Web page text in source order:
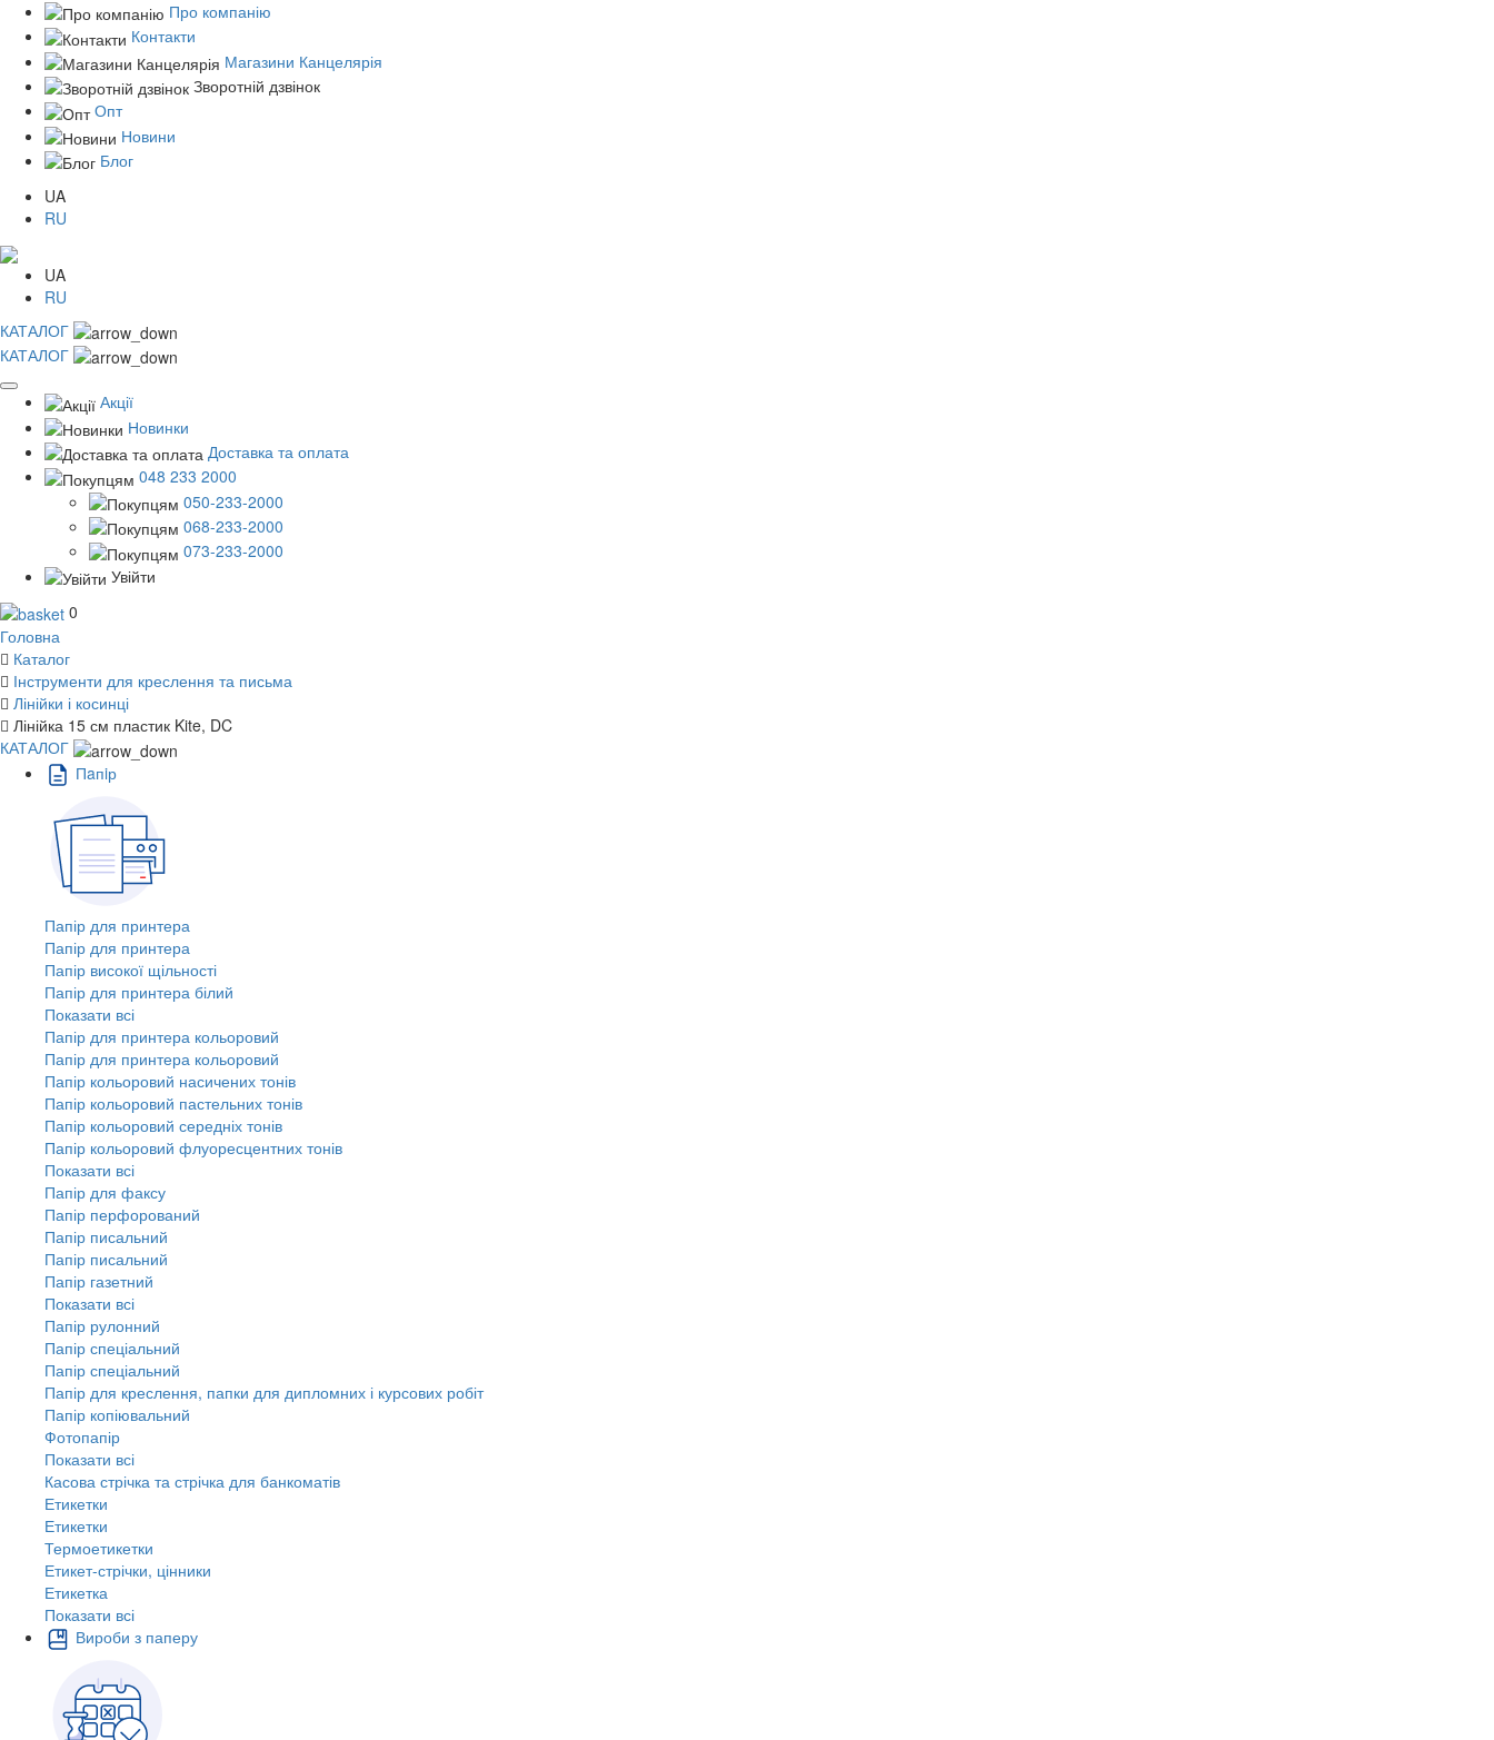
Про компанію
Контакти
Магазини Канцелярія
Зворотній дзвінок
Опт
Новини
Блог
UA
RU
UA
RU
КАТАЛОГ
КАТАЛОГ
Акції
Новинки
Доставка та оплата
048 233 2000
050-233-2000
068-233-2000
073-233-2000
Увійти
0
Головна
Каталог
Інструменти для креслення та письма
Лінійки і косинці
Лінійка 15 см пластик Kite, DC
КАТАЛОГ
Пaпiр
Папір для принтера
Папір для принтера
Папір високої щільності
Папір для принтера білий
Показати всі
Папір для принтера кольоровий
Папір для принтера кольоровий
Папір кольоровий насичених тонів
Папір кольоровий пастельних тонів
Папір кольоровий середніх тонів
Папір кольоровий флуоресцентних тонів
Показати всі
Папір для факсу
Папір перфорований
Папір писальний
Папір писальний
Папір газетний
Показати всі
Папір рулонний
Папір спеціальний
Папір спеціальний
Папір для креслення, папки для дипломних і курсових робіт
Папір копіювальний
Фотопапір
Показати всі
Касова стрічка та стрічка для банкоматів
Етикетки
Етикетки
Термоетикетки
Етикет-стрічки, цінники
Етикетка
Показати всі
Вироби з паперу